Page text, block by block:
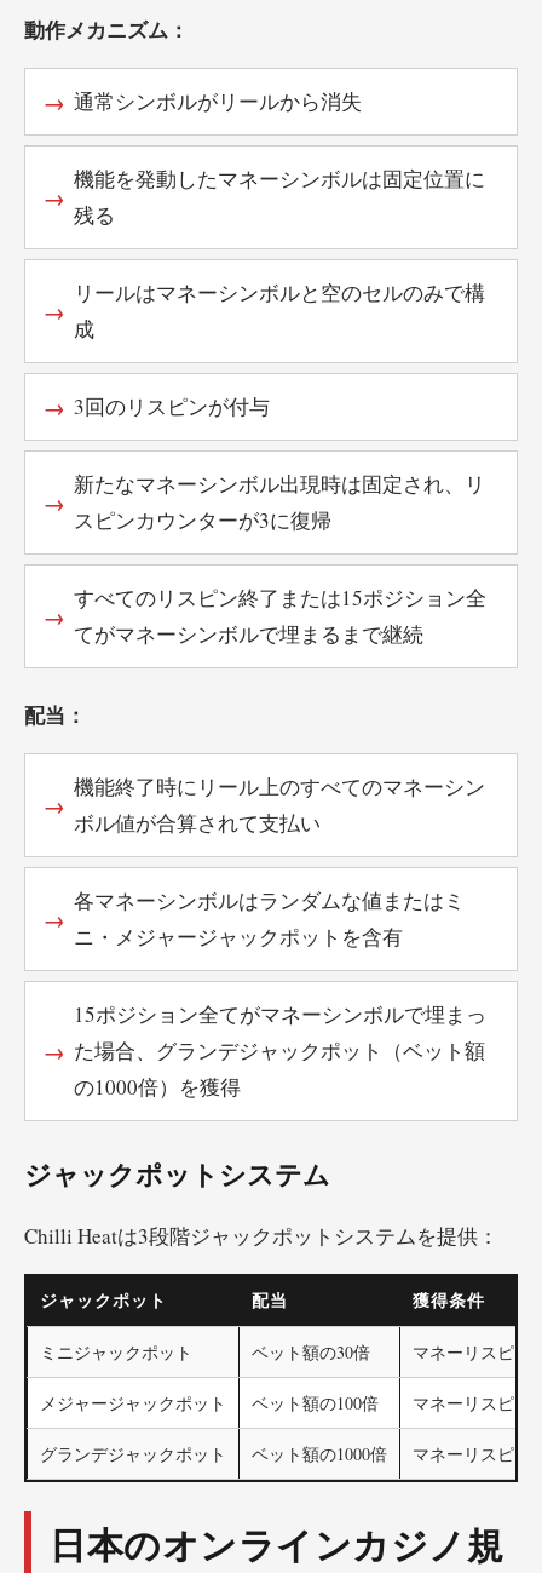
動作メカニズム：
通常シンボルがリールから消失
機能を発動したマネーシンボルは固定位置に
残る
リールはマネーシンボルと空のセルのみで構
成
3回のリスピンが付与
新たなマネーシンボル出現時は固定され、リ
スピンカウンターが3に復帰
すべてのリスピン終了または15ポジション全
てがマネーシンボルで埋まるまで継続
配当：
機能終了時にリール上のすべてのマネーシン
ボル値が合算されて支払い
各マネーシンボルはランダムな値またはミ
ニ・メジャージャックポットを含有
15ポジション全てがマネーシンボルで埋まっ
た場合、グランデジャックポット（ベット額
の1000倍）を獲得
ジャックポットシステム
Chilli Heatは3段階ジャックポットシステムを提供：
ジャックポット 配当 獲得条件
ミニジャックポット ベット額の30倍 マネーリスピン
メジャージャックポット ベット額の100倍 マネーリスピン
グランデジャックポット ベット額の1000倍 マネーリスピン
日本のオンラインカジノ規